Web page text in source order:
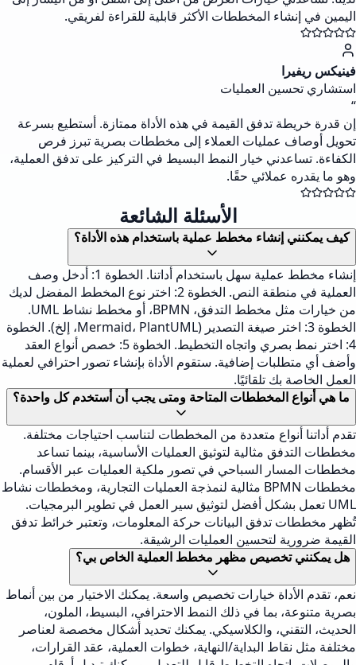
اليمين في إنشاء المخططات الأكثر قابلية للقراءة لفريقي.
فينيكس ريفيرا
استشاري تحسين العمليات
“
إن قدرة خريطة تدفق القيمة في هذه الأداة ممتازة. أستطيع بسرعة
تحويل أوصاف عمليات العملاء إلى مخططات بصرية تبرز فرص
الكفاءة. تساعدني خيار النمط البسيط في التركيز على تدفق العملية،
وهو ما يقدره عملائي حقًا.
الأسئلة الشائعة
كيف يمكنني إنشاء مخطط عملية باستخدام هذه الأداة؟
إنشاء مخطط عملية سهل باستخدام أداتنا. الخطوة 1: أدخل وصف
العملية في منطقة النص. الخطوة 2: اختر نوع المخطط المفضل لديك
من خيارات مثل مخطط التدفق، BPMN، أو مخطط نشاط UML.
الخطوة 3: اختر صيغة التصدير (Mermaid، PlantUML، إلخ). الخطوة
4: اختر نمط بصري واتجاه التخطيط. الخطوة 5: خصص أنواع العقد
وأضف أي متطلبات إضافية. ستقوم الأداة بإنشاء تصور احترافي لعملية
العمل الخاصة بك تلقائيًا.
ما هي أنواع المخططات المتاحة ومتى يجب أن أستخدم كل واحدة؟
تقدم أداتنا أنواع متعددة من المخططات لتناسب احتياجات مختلفة.
مخططات التدفق مثالية لتوثيق العمليات الأساسية، بينما تساعد
مخططات المسار السباحي في تصور ملكية العمليات عبر الأقسام.
مخططات BPMN مثالية لنمذجة العمليات التجارية، ومخططات نشاط
UML تعمل بشكل أفضل لتوثيق سير العمل في تطوير البرمجيات.
تُظهر مخططات تدفق البيانات حركة المعلومات، وتعتبر خرائط تدفق
القيمة ضرورية لتحسين العمليات الرشيقة.
هل يمكنني تخصيص مظهر مخطط العملية الخاص بي؟
نعم، تقدم الأداة خيارات تخصيص واسعة. يمكنك الاختيار من بين أنماط
بصرية متنوعة، بما في ذلك النمط الاحترافي، البسيط، الملون،
الحديث، التقني، والكلاسيكي. يمكنك تحديد أشكال مخصصة لعناصر
مختلفة مثل نقاط البداية/النهاية، خطوات العملية، عقد القرارات،